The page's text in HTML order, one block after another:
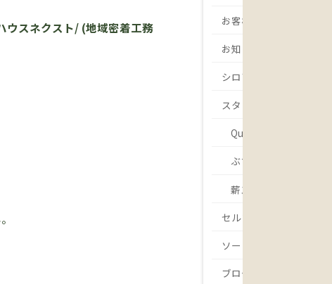
ウスネクスト/ (地域密着工務
お客様の声
お知らせ
シロアリ
スタッフBlog
Que será será.
ぶちょーの・・・
薪ストーバー 吉本
セルフビルド
ソーラー発電
ブログ